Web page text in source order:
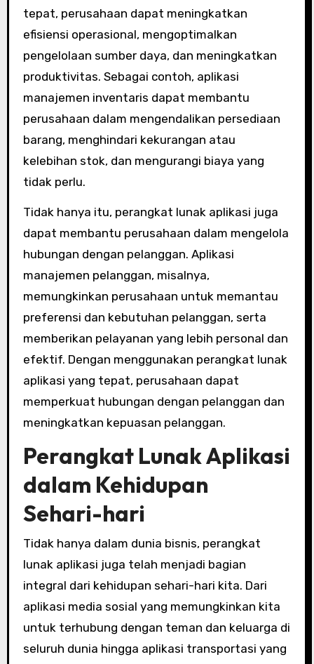
tepat, perusahaan dapat meningkatkan
efisiensi operasional, mengoptimalkan
pengelolaan sumber daya, dan meningkatkan
produktivitas. Sebagai contoh, aplikasi
manajemen inventaris dapat membantu
perusahaan dalam mengendalikan persediaan
barang, menghindari kekurangan atau
kelebihan stok, dan mengurangi biaya yang
tidak perlu.
Tidak hanya itu, perangkat lunak aplikasi juga
dapat membantu perusahaan dalam mengelola
hubungan dengan pelanggan. Aplikasi
manajemen pelanggan, misalnya,
memungkinkan perusahaan untuk memantau
preferensi dan kebutuhan pelanggan, serta
memberikan pelayanan yang lebih personal dan
efektif. Dengan menggunakan perangkat lunak
aplikasi yang tepat, perusahaan dapat
memperkuat hubungan dengan pelanggan dan
meningkatkan kepuasan pelanggan.
Perangkat Lunak Aplikasi
dalam Kehidupan
Sehari-hari
Tidak hanya dalam dunia bisnis, perangkat
lunak aplikasi juga telah menjadi bagian
integral dari kehidupan sehari-hari kita. Dari
aplikasi media sosial yang memungkinkan kita
untuk terhubung dengan teman dan keluarga di
seluruh dunia hingga aplikasi transportasi yang